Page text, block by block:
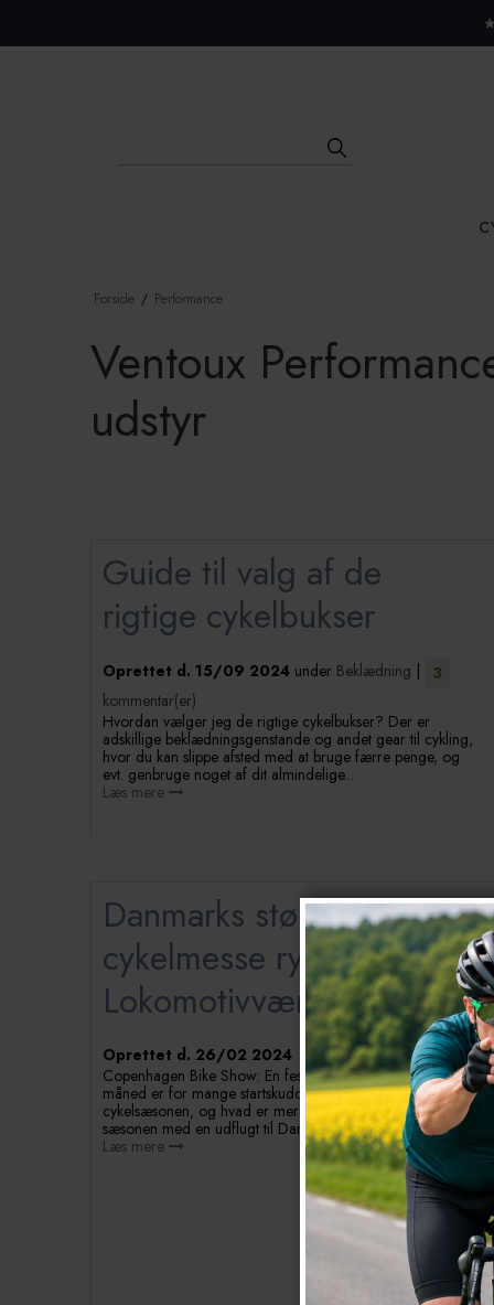
Forside / Performance
Ventoux
udstyr
Guide til valg af de
rigtige cykelbukser
Oprettet d. 15/09 2024 under Beklædning |
3
kommentar(er)
Hvordan vælger jeg de rigtige cykelbukser? Der er
adskillige beklædningsgenstande og andet gear til cykling,
hvor du kan slippe afsted med at bruge færre penge, og
evt. genbruge noget af dit almindelige...
Læs mere
Danmarks største
cykelmesse rykker til
Lokomotivværkstedet
Oprettet d. 26/02 2024
Copenhagen Bike Show: En fest for cykelentusiaster Marts
måned er for mange startskuddet på udendørs
cykelsæsonen, og hvad er mere oplagt end at starte
sæsonen med en udflugt til Danmarks største...
Læs mere